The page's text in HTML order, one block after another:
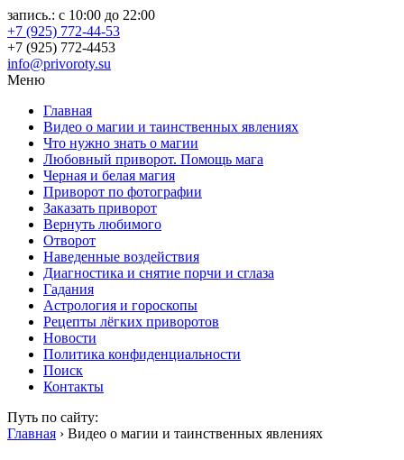
запись.: с 10:00 до 22:00
+7 (925) 772-44-53
+7 (925) 772-4453
info@privoroty.su
Меню
Главная
Видео о магии и таинственных явлениях
Что нужно знать о магии
Любовный приворот. Помощь мага
Черная и белая магия
Приворот по фотографии
Заказать приворот
Вернуть любимого
Отворот
Наведенные воздействия
Диагностика и снятие порчи и сглаза
Гадания
Астрология и гороскопы
Рецепты лёгких приворотов
Новости
Политика конфиденциальности
Поиск
Контакты
Путь по сайту:
Главная › Видео о магии и таинственных явлениях